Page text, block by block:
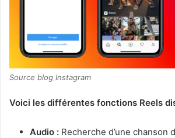
Source blog Instagram
Voici les différentes fonctions Reels
Audio : Recherche d’une chanson